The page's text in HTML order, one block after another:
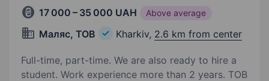
17 000 – 35 000 UAH Above average
Маляс, ТОВ Kharkiv, 2.6 km from center
Full-time, part-time. We are also ready to hire a
student. Work experience more than 2 years. ТОВ